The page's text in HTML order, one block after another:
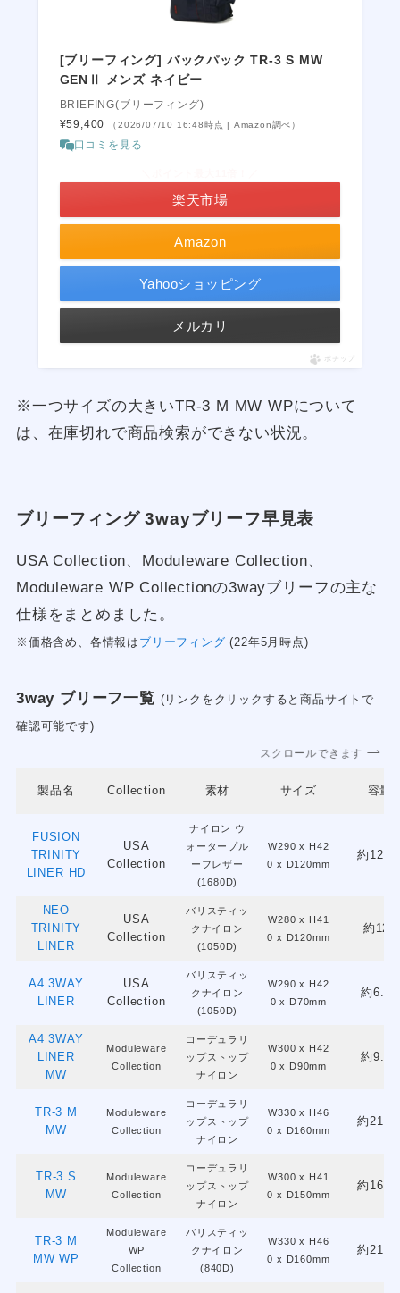
[ブリーフィング] バックパック TR-3 S MW
GENⅡ メンズ ネイビー
BRIEFING(ブリーフィング)
¥59,400
（2026/07/10 16:48時点 | Amazon調べ）
口コミを見る
Amazon
楽天市場
Yahooショッピング
メルカリ
ポチップ
※一つサイズの大きいTR-3 M MW WPについて
は、在庫切れで商品検索ができない状況。
ブリーフィング 3wayブリーフ早見表
USA Collection、Moduleware Collection、
Moduleware WP Collectionの3wayブリーフの主な
仕様をまとめました。
※価格含め、各情報は ブリーフィング (22年5月時点)
3way ブリーフ一覧 (リンクをクリックすると商品サイトで
確認可能です)
スクロールできます
製品名 Collection 素材 サイズ 容量
FUSION
TRINITY
LINER HD
USA
Collection
ナイロン ウ
ォータープル
ーフレザー
(1680D)
W290 x H42
0 x D120mm
約
NEO
TRINITY
LINER
USA
Collection
バリスティッ
クナイロン
(1050D)
W280 x H41
0 x D120mm
約12L
A4 3WAY
LINER
USA
Collection
バリスティッ
クナイロン
(1050D)
W290 x H42
0 x D70mm
約6.9L
A4 3WAY
LINER
MW
Moduleware
Collection
コーデュラリ
ップストップ
ナイロン
W300 x H42
0 x D90mm
約9.5L
TR-3 M
MW
Moduleware
Collection
コーデュラリ
ップストップ
ナイロン
W330 x H46
0 x D160mm
約
TR-3 S
MW
Moduleware
Collection
コーデュラリ
ップストップ
ナイロン
W300 x H41
0 x D150mm
約
TR-3 M
MW WP
Moduleware
WP
Collection
バリスティッ
クナイロン
(840D)
W330 x H46
0 x D160mm
約